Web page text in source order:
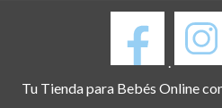
.
Tu Tienda para Bebés Online